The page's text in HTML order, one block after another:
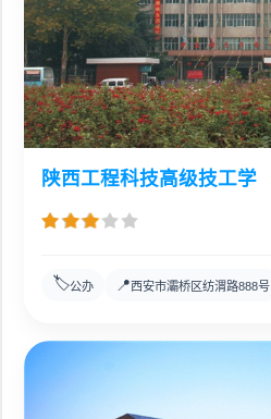
陕西工程科技高级技工学
🏷️公办 📍西安市灞桥区纺渭路888号